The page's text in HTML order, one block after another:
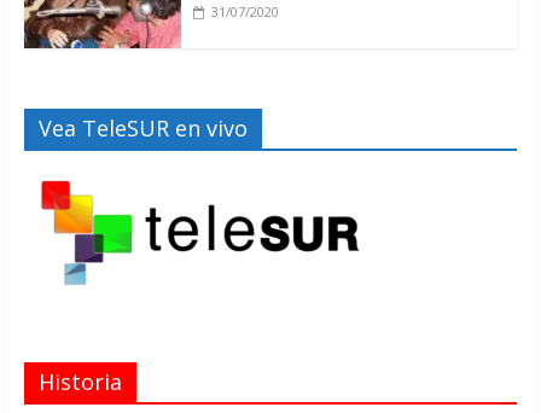
31/07/2020
Vea TeleSUR en vivo
Historia